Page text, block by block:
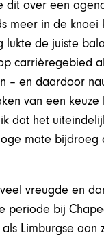
dit over een
meer in de knoei
lukte de juiste
carrièregebied
– en daardoor
van een keuze
dat het
mate bijdroeg
vreugde en
periode bij
Limburgse aan